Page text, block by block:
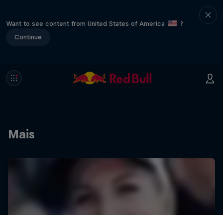
Want to see content from United States of America
?
Continue
Mais